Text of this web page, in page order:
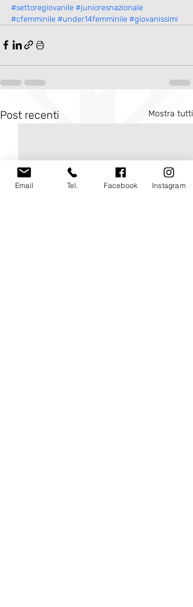
#settoregiovanile #junioresnazionale
#cfemminile #under14femminile #giovanissimi
Post recenti Mostra tutti
Email Tel. Facebook Instagram